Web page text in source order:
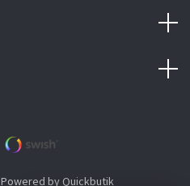
Powered by Quickbutik